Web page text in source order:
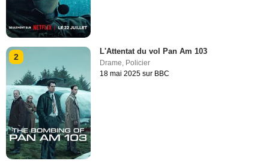
2
L'Attentat du vol Pan Am 103
Drame Policier
18 mai 2025 sur BBC